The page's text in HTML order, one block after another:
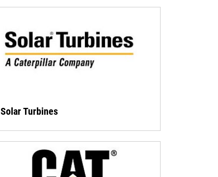
Solar Turbines